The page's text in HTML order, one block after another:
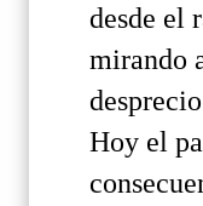
desde el
mirando
Hoy el